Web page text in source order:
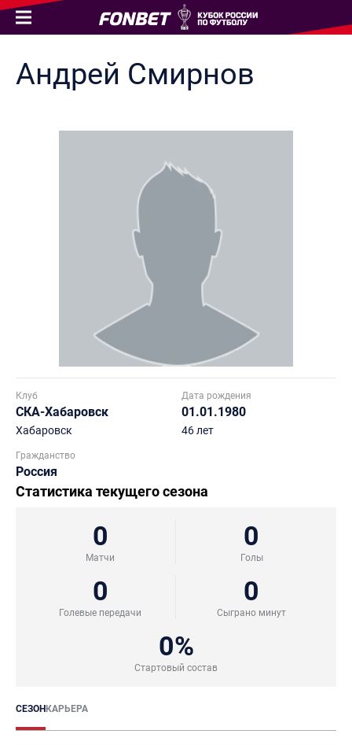
Андрей Смирнов
Клуб
СКА-Хабаровск
Хабаровск
Дата рождения
01.01.1980
46 лет
Гражданство
Россия
Статистика текущего сезона
0
Матчи
0
Голы
0
Голевые передачи
0
Сыграно минут
0%
Стартовый состав
СЕЗОНКАРЬЕРА